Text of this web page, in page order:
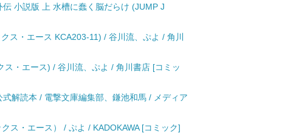
小説版 上 水槽に蠢く脳だらけ (JUMP J
ス・エース KCA203-11) / 谷川流、ぷよ / 角川
・エース) / 谷川流、ぷよ / 角川書店 [コミッ
解読本 / 電撃文庫編集部、鎌池和馬 / メディア
ス・エース） / ぷよ / KADOKAWA [コミック]